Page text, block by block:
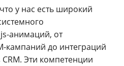
у нас есть широкий
анимаций, от
кампаний до интеграций
Эти компетенции